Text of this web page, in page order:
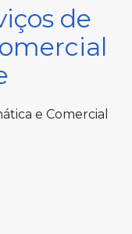
de